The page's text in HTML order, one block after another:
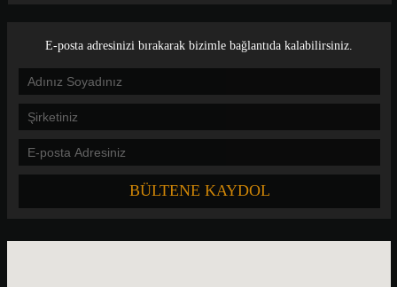
E-posta adresinizi bırakarak bizimle bağlantıda kalabilirsiniz.